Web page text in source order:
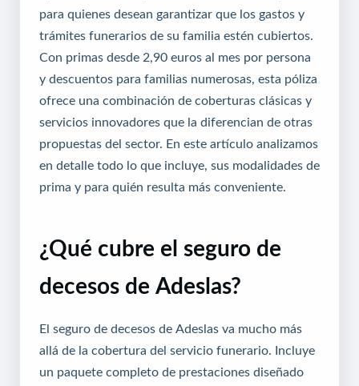
para quienes desean garantizar que los gastos y
trámites funerarios de su familia estén cubiertos.
Con primas desde 2,90 euros al mes por persona
y descuentos para familias numerosas, esta póliza
ofrece una combinación de coberturas clásicas y
servicios innovadores que la diferencian de otras
propuestas del sector. En este artículo analizamos
en detalle todo lo que incluye, sus modalidades de
prima y para quién resulta más conveniente.
¿Qué cubre el seguro de
decesos de Adeslas?
El seguro de decesos de Adeslas va mucho más
allá de la cobertura del servicio funerario. Incluye
un paquete completo de prestaciones diseñado